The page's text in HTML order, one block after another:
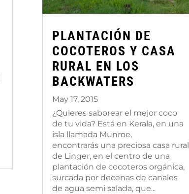
PLANTACIÓN DE
COCOTEROS Y CASA
RURAL EN LOS
BACKWATERS
May 17, 2015
¿Quieres saborear el mejor coco
de tu vida? Está en Kerala, en una
isla llamada Munroe,
encontrarás una preciosa casa rural
de Linger, en el centro de una
plantación de cocoteros orgánica,
surcada por decenas de canales
de agua semi salada, que...